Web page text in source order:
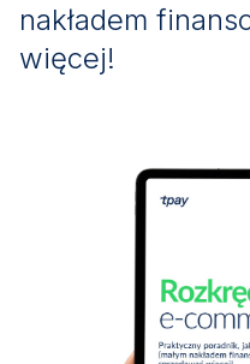
nakładem
więcej!